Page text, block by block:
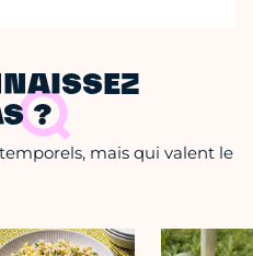
?
mais qui valent le